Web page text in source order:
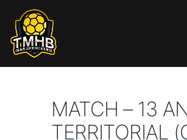
MATCH – 13
TERRITORIAL